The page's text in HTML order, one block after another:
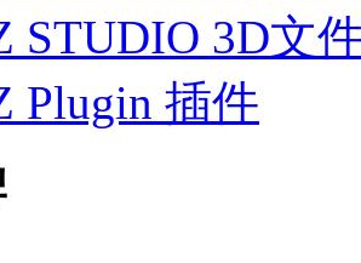
STUDIO 3D文
Plugin 插件